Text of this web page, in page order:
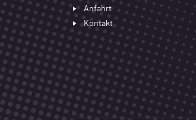
Anfahrt
Kontakt